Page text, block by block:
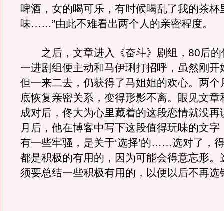
啤酒，女的喝可乐，有时候喝乱了我的茶杯
味……”由此不难看出两个人的亲密程度。
之后，文章进入《奋斗》剧组，80后的
一进剧组便主动和马伊琍打招呼，虽然刚开
但一来二去，仍获得了马姐姐的欢心。两个
底恢复亲密关系，变得形影不离。眼见文章
成对后，佟大为心里藏着的这段恋情就没再
月后，他在博客中写下这段值得玩味的文字
有一些牢骚，是关于‘选择’的……选对了，
都是积极的有用的，因为可能会得意忘形。
须要总结一些积极有用的，以便以后不再选